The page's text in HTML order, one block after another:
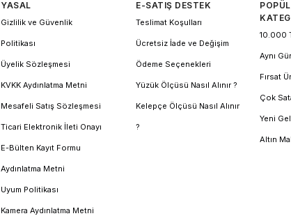
YASAL
Gizlilik ve Güvenlik
Politikası
Üyelik Sözleşmesi
KVKK Aydınlatma Metni
Mesafeli Satış Sözleşmesi
Ticari Elektronik İleti Onayı
E-Bülten Kayıt Formu
Aydınlatma Metni
Uyum Politikası
Kamera Aydınlatma Metni
E-SATIŞ DESTEK
Teslimat Koşulları
Ücretsiz İade ve Değişim
Ödeme Seçenekleri
Yüzük Ölçüsü Nasıl Alınır ?
Kelepçe Ölçüsü Nasıl Alınır
?
10.000
Aynı
Fırsat
Çok
Yeni
Altın